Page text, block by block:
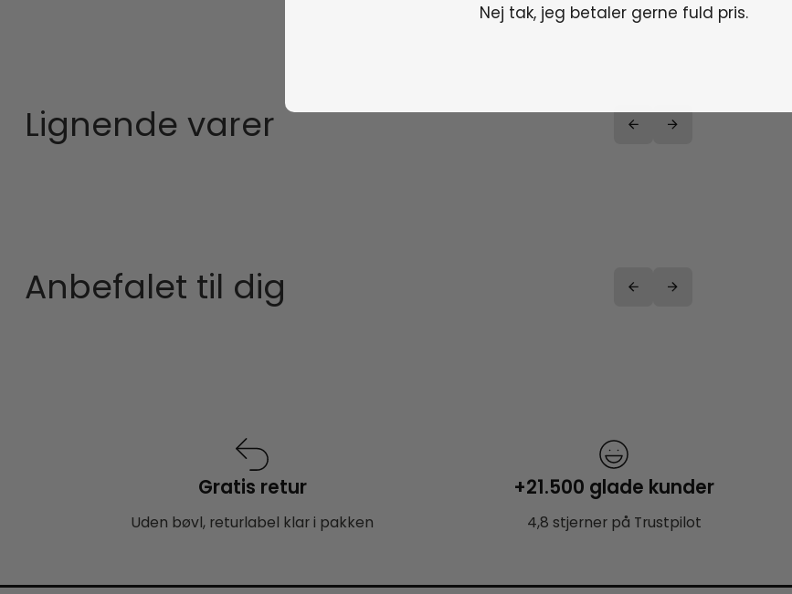
Lignende varer
Anbefalet til dig
Gratis retur
Uden bøvl, returlabel klar i pakken
+21.500 glade kunder
4,8 stjerner på Trustpilot
Nej tak, jeg betaler gerne fuld pris.